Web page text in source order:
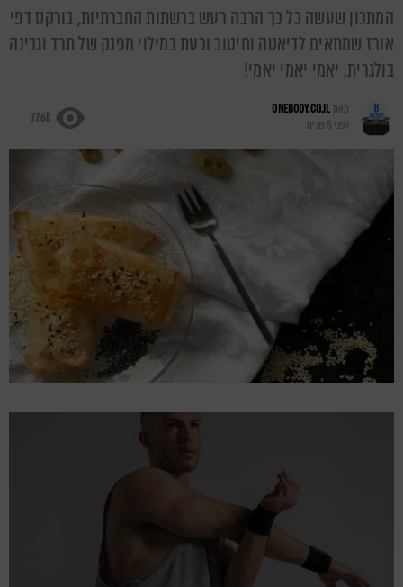
המתכון שעשה כל כך הרבה רעש ברשתות החברתיות, בורקס דפי
אורז שמתאים לדיאטה וחיטוב וכעת במילוי מפנק של תרד וגבינה
בולגרית, יאמי יאמי יאמי!
מאתONEBODY.CO.IL
לפני 5 שנים
77.6k